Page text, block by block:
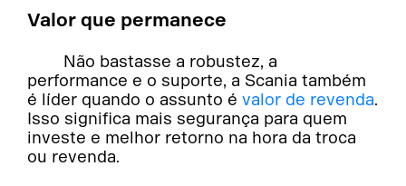
Valor que permanece
Não bastasse a robustez, a
performance e o suporte, a Scania também
é líder quando o assunto évalor de revenda.
Isso significa mais segurança para quem
investe e melhor retorno na hora da troca
ou revenda.